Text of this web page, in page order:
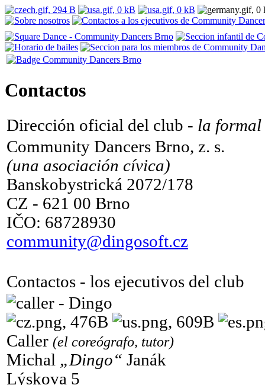
Contactos
Dirección oficial del club - la formal
Community Dancers Brno, z. s.
(una asociación cívica)
Banskobystrická 2072/178
CZ - 621 00 Brno
IČO: 68728930
community@dingosoft.cz
Contactos - los ejecutivos del club
Caller (el coreógrafo, tutor)
Michal „Dingo“ Janák
Lýskova 5